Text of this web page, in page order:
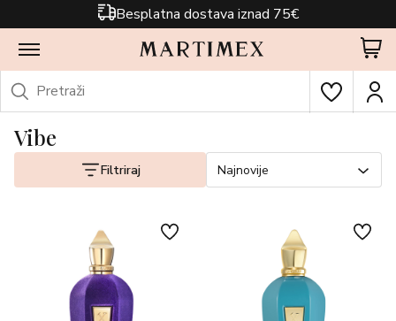
Besplatna dostava iznad 75€
Vibe
Filtriraj Najnovije